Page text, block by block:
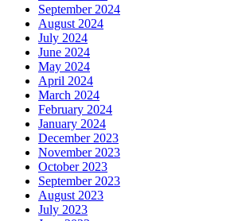
September 2024
August 2024
July 2024
June 2024
May 2024
April 2024
March 2024
February 2024
January 2024
December 2023
November 2023
October 2023
September 2023
August 2023
July 2023